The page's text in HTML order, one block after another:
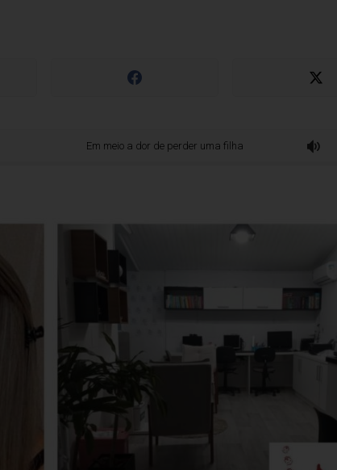
Em meio a dor de perder uma filha, mãe reencontra o sentido da